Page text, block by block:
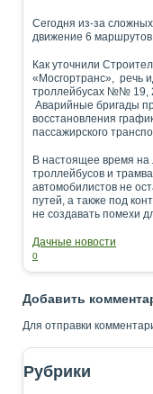
Сегодня из-за
движение 6
Как уточнили
«Мосгортранс», речь
троллейбусах №№ 19,
Аварийные бригады
восстановления
пассажирского
В настоящее время на
троллейбусов и
автомобилистов не
путей, а также под
не создавать помехи
Дачные новости
0
Добавить
Для отправки
Рубрики